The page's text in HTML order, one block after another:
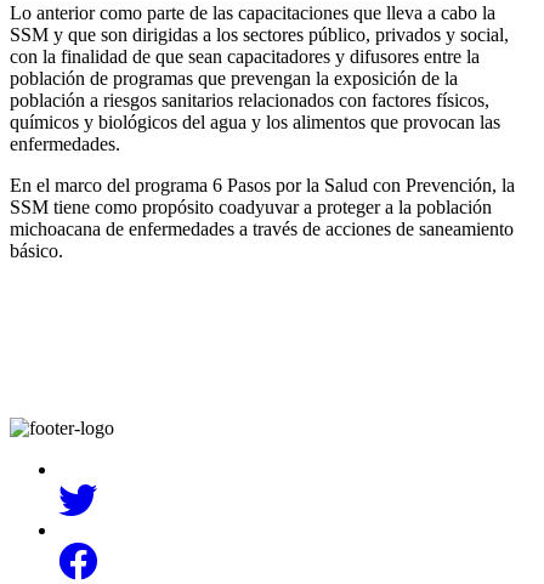
Lo anterior como parte de las capacitaciones que lleva a cabo la
SSM y que son dirigidas a los sectores público, privados y social,
con la finalidad de que sean capacitadores y difusores entre la
población de programas que prevengan la exposición de la
población a riesgos sanitarios relacionados con factores físicos,
químicos y biológicos del agua y los alimentos que provocan las
enfermedades.
En el marco del programa 6 Pasos por la Salud con Prevención, la
SSM tiene como propósito coadyuvar a proteger a la población
michoacana de enfermedades a través de acciones de saneamiento
básico.